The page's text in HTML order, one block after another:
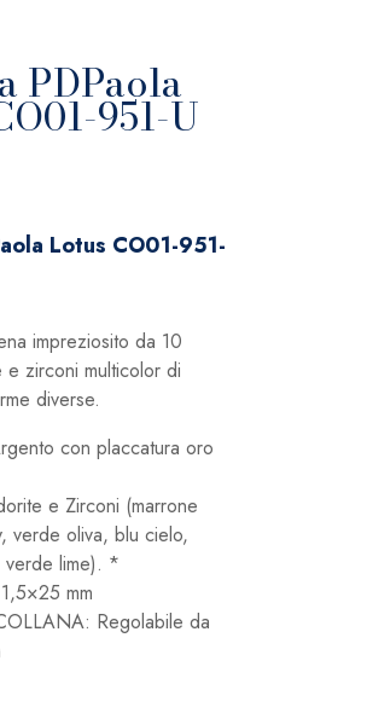
PDPaola
951-U
Lotus CO01-951-
impreziosito da 10
zirconi multicolor di
diverse.
con placcatura oro
e Zirconi (marrone
verde oliva, blu cielo,
lime). *
mm
Regolabile da